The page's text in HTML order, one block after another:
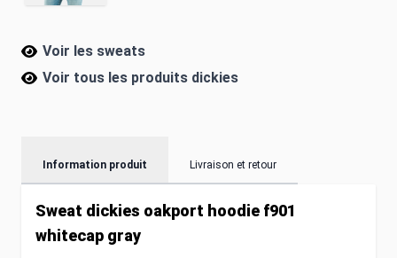
Voir les sweats
Voir tous les produits dickies
Information produit Livraison et retour
Sweat dickies oakport hoodie f901
whitecap gray